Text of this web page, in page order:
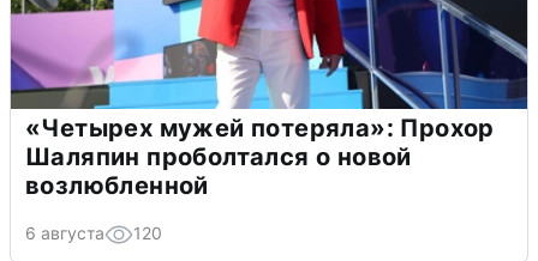
«Четырех мужей потеряла»: Прохор
Шаляпин проболтался о новой
возлюбленной
6 августа 120